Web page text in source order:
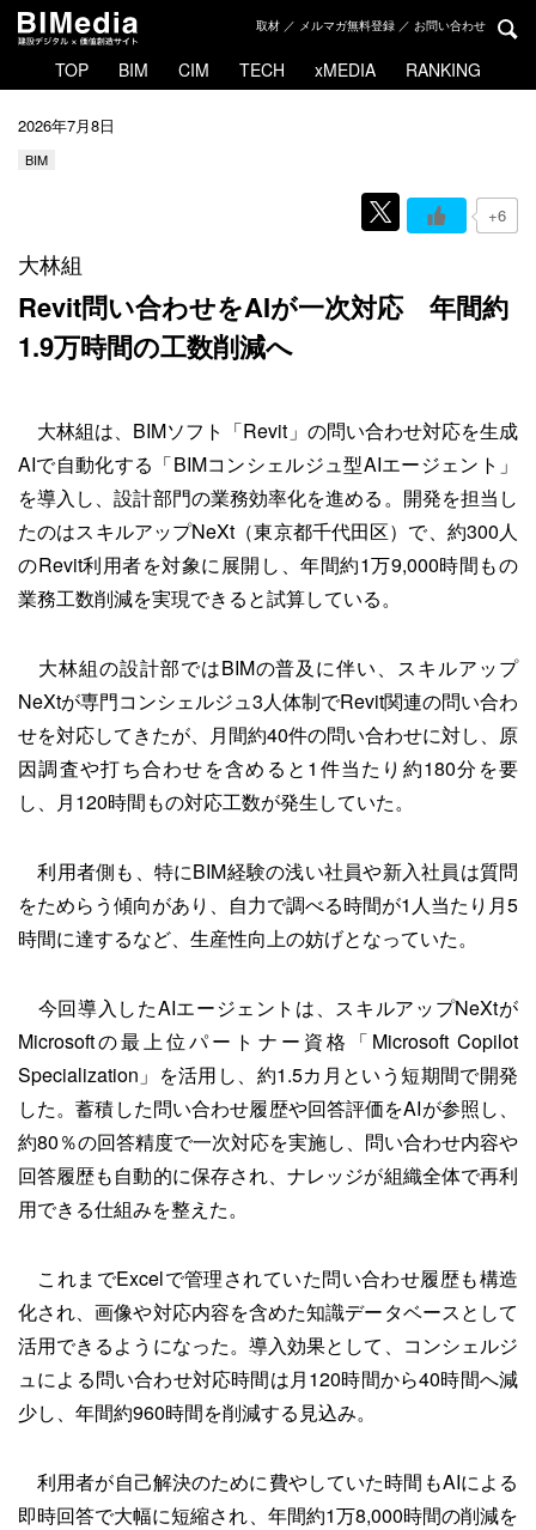
取材 ／ メルマガ無料登録 ／ お問い合わせ
TOP BIM CIM TECH xMEDIA RANKING
2026年7月8日
BIM
+6
大林組
Revit問い合わせをAIが一次対応
年間約
1.9万時間の工数削減へ
大林組は、BIMソフト「Revit」の問い合わせ対応を生成
AIで自動化する「BIMコンシェルジュ型AIエージェント」
を導入し、設計部門の業務効率化を進める。開発を担当し
たのはスキルアップNeXt（東京都千代田区）で、約300人
のRevit利用者を対象に展開し、年間約1万9,000時間もの
業務工数削減を実現できると試算している。
大林組の設計部ではBIMの普及に伴い、スキルアップ
NeXtが専門コンシェルジュ3人体制でRevit関連の問い合わ
せを対応してきたが、月間約40件の問い合わせに対し、原
因調査や打ち合わせを含めると1件当たり約180分を要
し、月120時間もの対応工数が発生していた。
利用者側も、特にBIM経験の浅い社員や新入社員は質問
をためらう傾向があり、自力で調べる時間が1人当たり月5
時間に達するなど、生産性向上の妨げとなっていた。
今回導入したAIエージェントは、スキルアップNeXtが
Microsoftの最上位パートナー資格「Microsoft Copilot
Specialization」を活用し、約1.5カ月という短期間で開発
した。蓄積した問い合わせ履歴や回答評価をAIが参照し、
約80％の回答精度で一次対応を実施し、問い合わせ内容や
回答履歴も自動的に保存され、ナレッジが組織全体で再利
用できる仕組みを整えた。
これまでExcelで管理されていた問い合わせ履歴も構造
化され、画像や対応内容を含めた知識データベースとして
活用できるようになった。導入効果として、コンシェルジ
ュによる問い合わせ対応時間は月120時間から40時間へ減
少し、年間約960時間を削減する見込み。
利用者が自己解決のために費やしていた時間もAIによる
即時回答で大幅に短縮され、年間約1万8,000時間の削減を